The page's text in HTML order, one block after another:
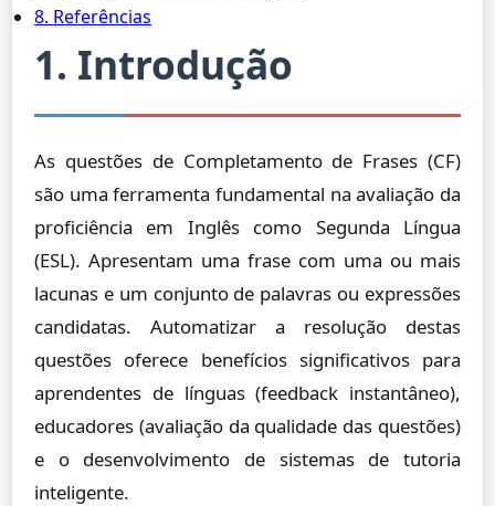
8. Referências
1. Introdução
As questões de Completamento de Frases (CF)
são uma ferramenta fundamental na avaliação da
proficiência em Inglês como Segunda Língua
(ESL). Apresentam uma frase com uma ou mais
lacunas e um conjunto de palavras ou expressões
candidatas. Automatizar a resolução destas
questões oferece benefícios significativos para
aprendentes de línguas (feedback instantâneo),
educadores (avaliação da qualidade das questões)
e o desenvolvimento de sistemas de tutoria
inteligente.